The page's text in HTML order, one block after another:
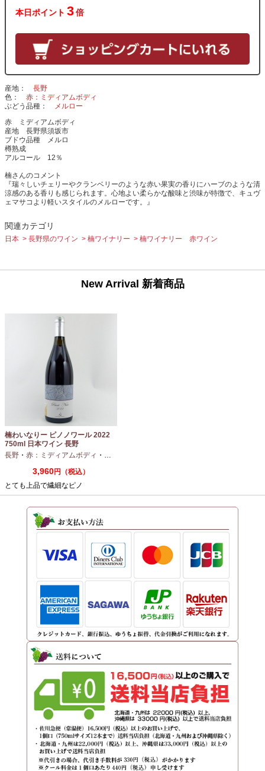
本日ポイント 3倍
産地
長野
色
赤：ミディアムボディ
ぶどう品種
メルロー
赤 ミディアムボディ
産地 長野県須坂市
ブドウ品種 メルロ
樽熟成
アルコール 12％
楠さんのコメント
『瑞々しいチェリーやクランベリーのような赤い果実の香りにハーブのような清
涼感のある香りも感じられます。心地よい柔らかな酸味と渋味が特徴で、キュヴ
ェマサコより軽いスタイルのメルローです。』
関連カテゴリ
日本 長野県のワイン 楠ワイナリー 楠ワイナリー 赤ワイン
New Arrival 新着商品
楠わいなりー ピノノワール 2022
750ml 日本ワイン 長野
長野 ・ 赤：ミディアムボディ ・
3,960円（税込）
とても上品で繊細なピノ